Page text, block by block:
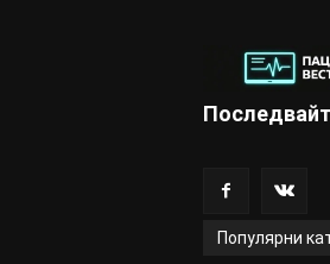
Популярни